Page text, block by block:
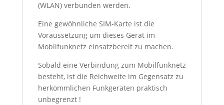
(WLAN) verbunden werden.
Eine gewöhnliche SIM-Karte ist die
Voraussetzung um dieses Gerät im
Mobilfunknetz einsatzbereit zu machen.
Sobald eine Verbindung zum Mobilfunknetz
besteht, ist die Reichweite im Gegensatz zu
herkömmlichen Funkgeräten praktisch
unbegrenzt !